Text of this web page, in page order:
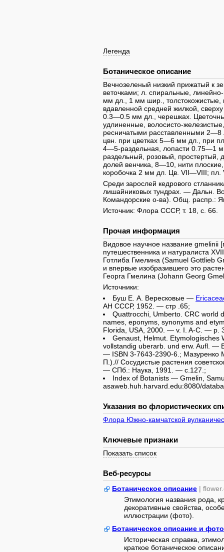
Легенда
Ботаническое описание
Вечнозеленый низкий прижатый к
веточками; л. спиральные,
мм дл., 1 мм шир., толстокожистые,
вдавленной средней жилкой,
0.3—0.5 мм дл., черешках.
удлиненные, волосисто-
ресничатыми расставленными 2—8
цвн. при цветках 5—6 мм дл., при
4—5-раздельная, лопасти 0.75—1
раздельный, розовый,
долей венчика, 8—10, нити
коробочка 2 мм дл. Цв. VII—VIII; пл.
Среди зарослей кедрового
лишайниковых тундрах. — Дальн.
Командорские о-ва). Общ. распр.:
Источник: Флора СССР, т. 18, с. 66.
Прочая информация
Видовое научное название gmelinii
путешественника и натуралиста
Готлиба Гмелина (Samuel Gottlieb
и впервые изобразившего это
Георга Гмелина (Johann Georg
Источники:
Буш Е. А. Вересковые —
АН СССР, 1952. — cтр .65;
Quattrocchi, Umberto. CRC world
names, eponyms, synonyms and
Florida, USA, 2000. — v. I. A-C. — p.
Genaust, Helmut.
vollstandig uberarb. und erw. Aufl. —
— ISBN 3-7643-2390-6.;
П.).// Сосудистые растения
— СПб.: Наука, 1991. — с.127.;
Index of Botanists — Gmelin,
asaweb.huh.harvard.edu:8080/
Указания во флористических
Флора Южно-камчатской
Ключевые признаки
Показать список
Веб-ресурсы
Ботаническое описание |
Этимология названия рода,
декоративные свойства,
иллюстрации (фото).
Ботаническое описание и фото
Историческая справка,
краткое ботаническое